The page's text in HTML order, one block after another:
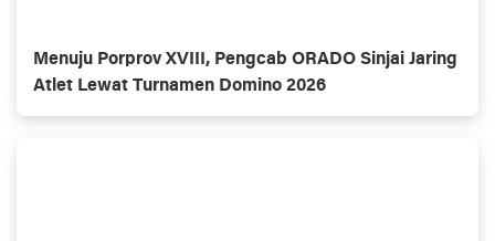
Menuju Porprov XVIII, Pengcab ORADO Sinjai Jaring
Atlet Lewat Turnamen Domino 2026